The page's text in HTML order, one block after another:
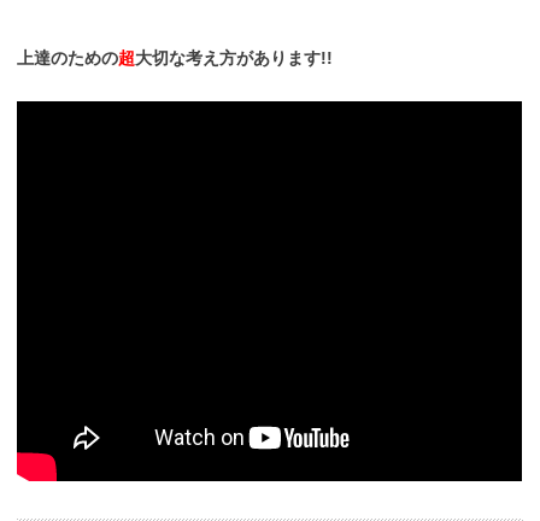
上達のための超大切な考え方があります!!